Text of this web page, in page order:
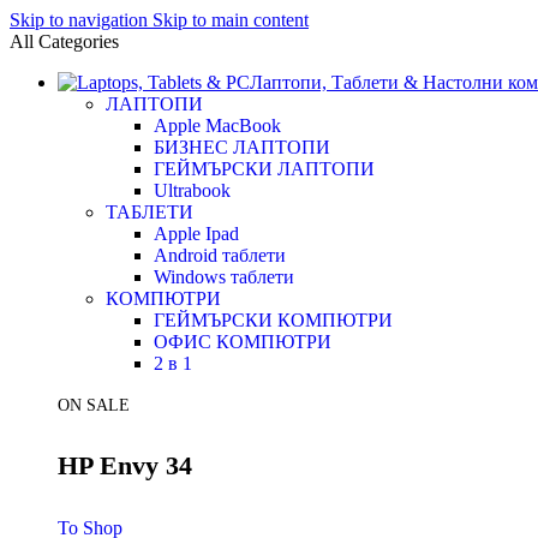
Skip to navigation Skip to main content
All Categories
Лаптопи, Таблети & Настолни
ЛАПТОПИ
Apple MacBook
БИЗНЕС ЛАПТОПИ
ГЕЙМЪРСКИ ЛАПТОПИ
Ultrabook
ТАБЛЕТИ
Apple Ipad
Android таблети
Windows таблети
КОМПЮТРИ
ГЕЙМЪРСКИ КОМПЮТРИ
ОФИС КОМПЮТРИ
2 в 1
ON SALE
HP Envy 34
To Shop